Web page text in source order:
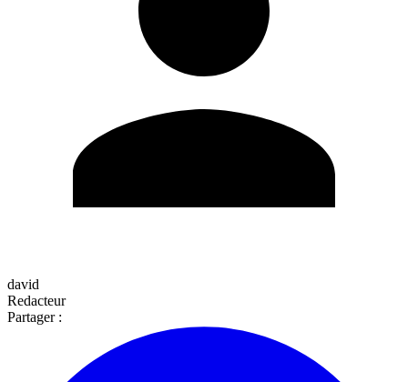
david
Redacteur
Partager :